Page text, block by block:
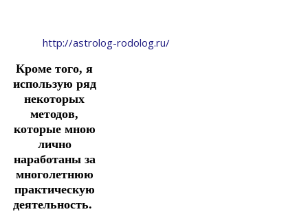
http://astrolog-rodolog.ru/
Кроме того, я
использую ряд
некоторых
методов,
которые мною
лично
наработаны за
многолетнюю
практическую
деятельность.